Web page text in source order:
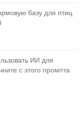
базу для птиц
ИИ для
с этого промпта